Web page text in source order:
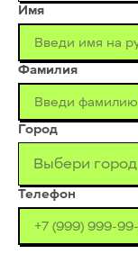
Имя
Фамилия
Город
Выбери город
Телефон